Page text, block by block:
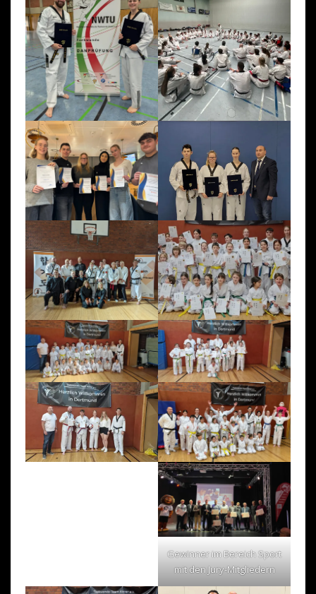
Gewinner im Bereich Sport
mit den Jury-Mitgliedern